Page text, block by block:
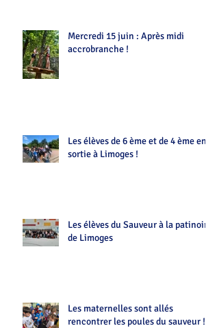
Mercredi 15 juin : Après midi
accrobranche !
Les élèves de 6 ème et de 4 ème en
sortie à Limoges !
Les élèves du Sauveur à la patinoire
de Limoges
Les maternelles sont allés
rencontrer les poules du sauveur !!